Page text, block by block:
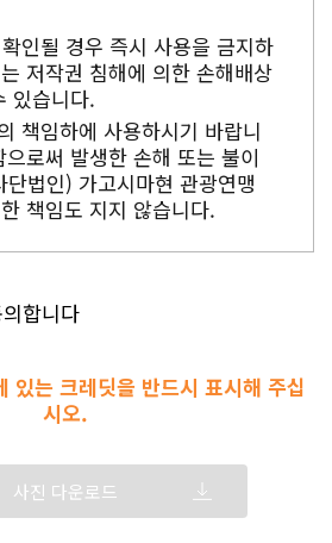
인될 경우 즉시 사용을 금지하
저작권 침해에 의한 손해배상
있습니다.
책임하에 사용하시기 바랍니
로써 발생한 손해 또는 불이
법인) 가고시마현 관광연맹
책임도 지지 않습니다.
합니다
있는 크레딧을 반드시 표시해 주십
시오.
사진 다운로드